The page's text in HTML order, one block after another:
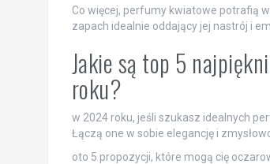
Co więcej, perfumy kwiatowe potrafią
zapach idealnie oddający jej nastrój i
Jakie są top 5
roku?
w 2024 roku, jeśli szukasz idealnych
Łączą one w sobie elegancję i
oto 5 propozycji, które mogą cię